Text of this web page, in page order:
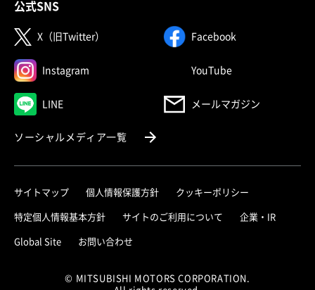
公式SNS
X（旧Twitter） （別ウィンドウで開く）Facebook（別ウィンドウ
Instagram （別ウィンドウで開く）YouTube（別ウィンドウで
LINE（別ウィンドウで開く） メールマガジン
ソーシャルメディア一覧（別ウィンドウで開く）
サイトマップ 個人情報保護方針 クッキーポリシー
特定個人情報基本方針 サイトのご利用について 企業・IR（別ウィ
Global Site（別ウィンドウで開く）
お問い合わせ
© MITSUBISHI MOTORS CORPORATION.